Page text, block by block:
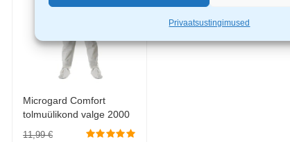
Privaatsustingimused
Vali
Microgard Comfort
tolmuülikond valge 2000
11,99€